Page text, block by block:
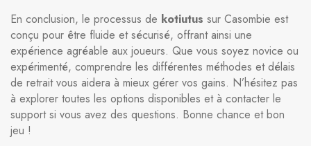
En conclusion, le processus de kotiutus sur Casombie est
conçu pour être fluide et sécurisé, offrant ainsi une
expérience agréable aux joueurs. Que vous soyez novice ou
expérimenté, comprendre les différentes méthodes et délais
de retrait vous aidera à mieux gérer vos gains. N’hésitez pas
à explorer toutes les options disponibles et à contacter le
support si vous avez des questions. Bonne chance et bon
jeu !